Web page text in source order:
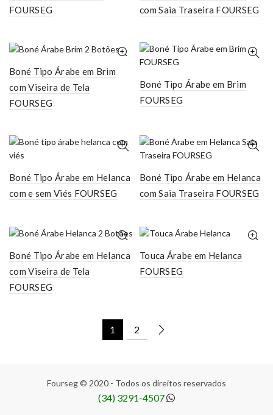
FOURSEG
com Saia Traseira FOURSEG
Boné Tipo Árabe em Brim
com Viseira de Tela
FOURSEG
Boné Tipo Árabe em Brim
FOURSEG
Boné Tipo Árabe em Helanca
com e sem Viés FOURSEG
Boné Tipo Árabe em Helanca
com Saia Traseira FOURSEG
Boné Tipo Árabe em Helanca
com Viseira de Tela
FOURSEG
Touca Árabe em Helanca
FOURSEG
1 2
Fourseg © 2020 - Todos os direitos reservados
(34) 3291-4507